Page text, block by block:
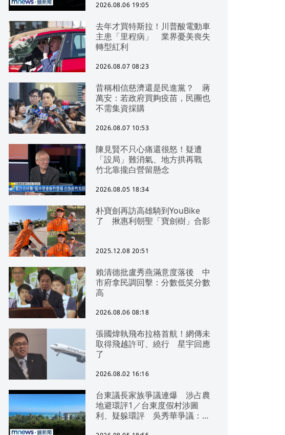
2026.08.06 19:05
去年才買特斯拉！川普酸電動車
主患「里程病」 業界憂美喪失
轉型紅利
2026.08.07 08:23
昔稱相信慈濟還是民進黨？ 蔣
萬安：若政府買夠疫苗，民團也
不需集資採購
2026.08.07 10:53
陳見賢不只心痛還很怒！疑遭
「設局」難消氣、地方拱再戰
竹北靠攏白營留懸念
2026.08.05 18:34
朴寶劍再訪高雄騎到YouBike
了 揪惠利朝聖「寶劍樹」合影
2025.12.08 20:51
賴清德批盧秀燕滿意度落後 中
市府拿民調回擊：分數低笑分數
高
2026.08.06 08:18
張國煒執飛布拉格首航！網傳未
取得飛越許可、繞行 星宇回應
了
2026.08.02 16:16
台東議長家族爭議連爆 涉占農
地避環評1／台東度假村涉圖
利、疑躲環評 吳秀華爭議：概